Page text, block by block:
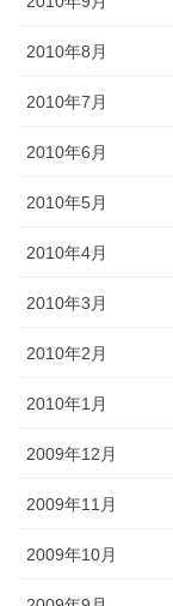
2010年8月
2010年7月
2010年6月
2010年5月
2010年4月
2010年3月
2010年2月
2010年1月
2009年12月
2009年11月
2009年10月